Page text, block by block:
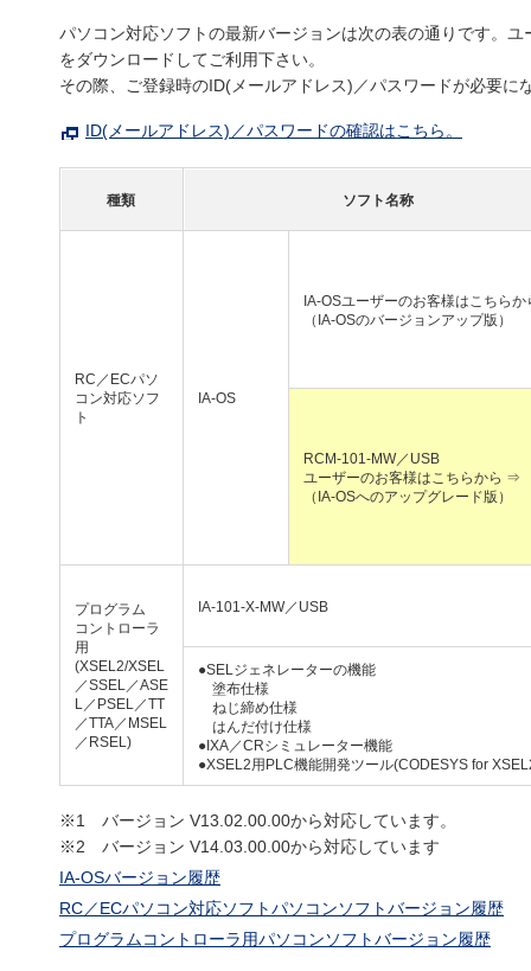
パソコン対応ソフトの最新バージョンは次の表の通りです。
をダウンロードしてご利用下さい。
その際、ご登録時のID(メールアドレス)／パスワードが必要に
ID(メールアドレス)／パスワードの確認はこちら。
種類 ソフト名称
RC／ECパソ
コン対応ソフ
ト
IA-OS
IA-OSユーザーのお客様はこちら
（IA-OSのバージョンアップ版）
RCM-101-MW／USB
ユーザーのお客様はこちらから ⇒
（IA-OSへのアップグレード版）
プログラム
コントローラ
用
(XSEL2/XSEL
／SSEL／ASE
L／PSEL／TT
／TTA／MSEL
／RSEL)
IA-101-X-MW／USB
●SELジェネレーターの機能
塗布仕様
ねじ締め仕様
はんだ付け仕様
●IXA／CRシミュレーター機能
●XSEL2用PLC機能開発ツール(CODESYS for
※1 バージョン V13.02.00.00から対応しています。
※2 バージョン V14.03.00.00から対応しています
IA-OSバージョン履歴
RC／ECパソコン対応ソフトパソコンソフトバージョン履歴
プログラムコントローラ用パソコンソフトバージョン履歴